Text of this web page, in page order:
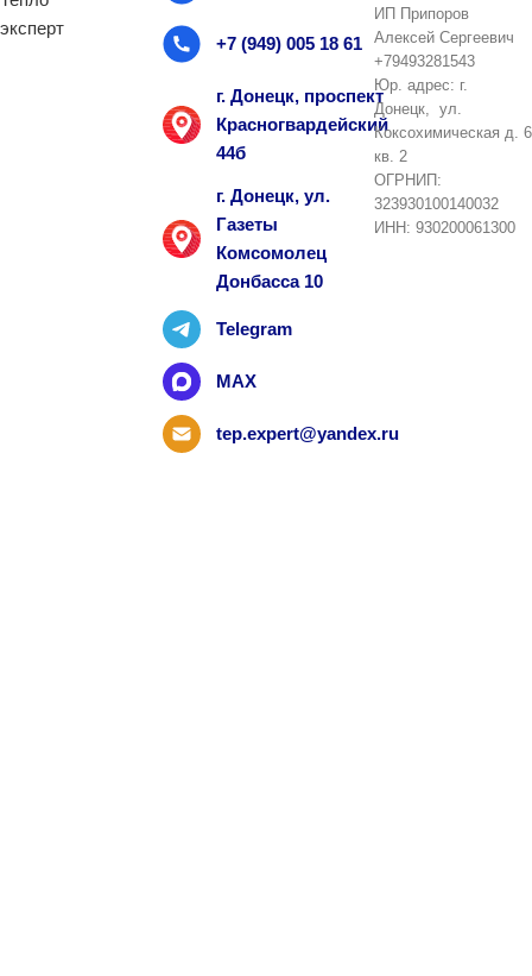
+7 (949) 005 18 61
г. Донецк, проспект
Красногвардейский
44б
г. Донецк, ул.
Газеты
Комсомолец
Донбасса 10
Telegram
MAX
tep.expert@yandex.ru
ИП Припоров
Алексей Сергеевич
+79493281543
Юр. адрес: г.
Донецк, ул.
Коксохимическая д. 6
кв. 2
ОГРНИП:
323930100140032
ИНН: 930200061300